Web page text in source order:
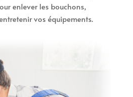
enlever les bouchons,
vos équipements.